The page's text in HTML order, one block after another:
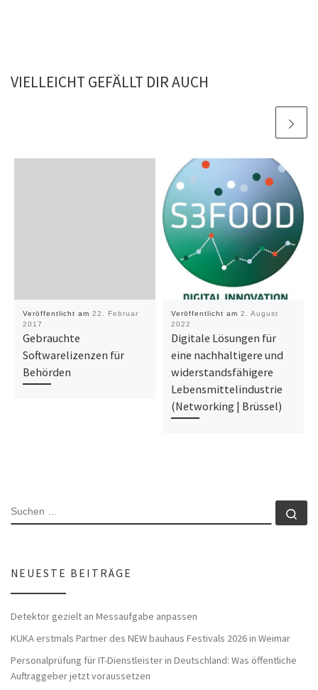
VIELLEICHT GEFÄLLT DIR AUCH
Veröffentlicht am 22. Februar
2017
Gebrauchte
Softwarelizenzen für
Behörden
Veröffentlicht am 2. August
2022
Digitale Lösungen für
eine nachhaltigere und
widerstandsfähigere
Lebensmittelindustrie
(Networking | Brüssel)
SUCHE
NEUESTE BEITRÄGE
Detektor gezielt an Messaufgabe anpassen
KUKA erstmals Partner des NEW bauhaus Festivals 2026 in Weimar
Personalprüfung für IT-Dienstleister in Deutschland: Was öffentliche
Auftraggeber jetzt voraussetzen